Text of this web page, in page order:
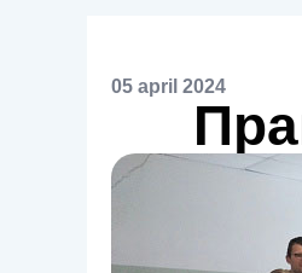
05 april 2024